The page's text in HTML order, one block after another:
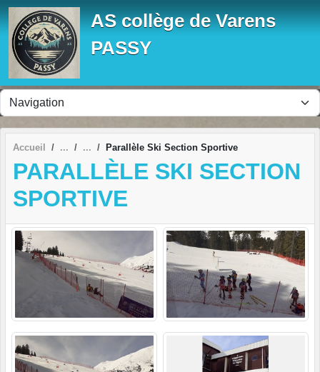
AS collège de Varens
PASSY
Accueil Parallèle Ski Section Sportive
PARALLÈLE SKI SECTION
SPORTIVE
Panneau de gestion des cookies